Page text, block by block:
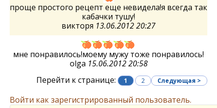
проще простого рецепт еще невидела!я всегда так
кабачки тушу!
викторя 13.06.2012 20:27
мне понравилось!моему мужу тоже понравилось!
olga 15.06.2012 20:58
Перейти к странице:
1 2 Следующая >
Войти как зарегистрированный пользователь.